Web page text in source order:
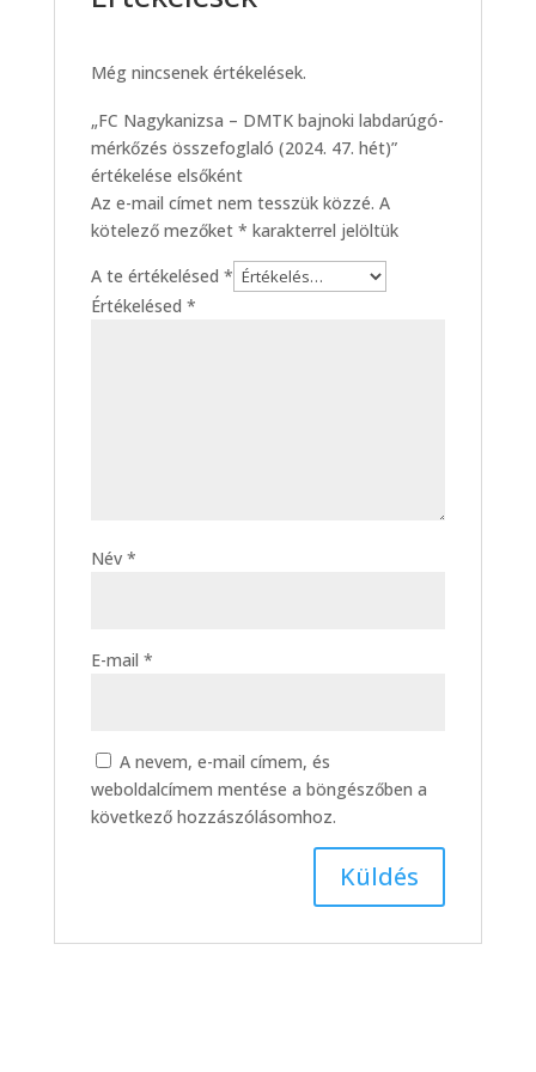
Még nincsenek értékelések.
„FC Nagykanizsa – DMTK bajnoki labdarúgó-
mérkőzés összefoglaló (2024. 47. hét)”
értékelése elsőként
Az e-mail címet nem tesszük közzé. A
kötelező mezőket * karakterrel jelöltük
A te értékelésed *
Értékelésed *
Név *
E-mail *
A nevem, e-mail címem, és
weboldalcímem mentése a böngészőben a
következő hozzászólásomhoz.